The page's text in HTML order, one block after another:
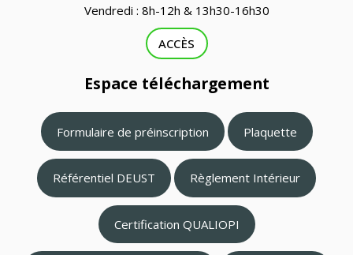
Vendredi : 8h-12h & 13h30-16h30
ACCÈS
Espace téléchargement
Formulaire de préinscription Plaquette
Référentiel DEUST Règlement Intérieur
Certification QUALIOPI